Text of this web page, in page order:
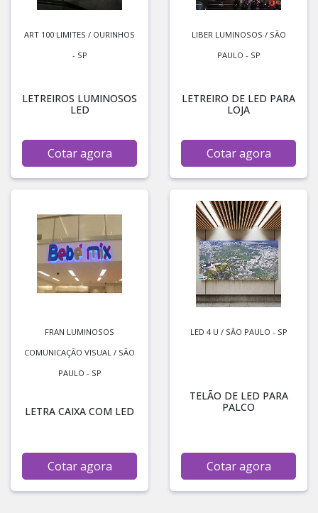
ART 100 LIMITES / OURINHOS
- SP
LETREIROS LUMINOSOS
LED
Cotar agora
LIBER LUMINOSOS / SÃO
PAULO - SP
LETREIRO DE LED PARA
LOJA
Cotar agora
FRAN LUMINOSOS
COMUNICAÇÃO VISUAL / SÃO
PAULO - SP
LETRA CAIXA COM LED
Cotar agora
LED 4 U / SÃO PAULO - SP
TELÃO DE LED PARA
PALCO
Cotar agora